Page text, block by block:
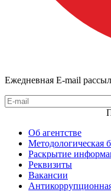
Ежедневная E-mail
Об агентстве
Методологическая
Раскрытие
Реквизиты
Вакансии